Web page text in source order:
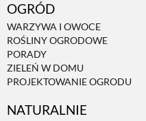
OGRÓD
WARZYWA I OWOCE
ROŚLINY OGRODOWE
PORADY
ZIELEŃ W DOMU
PROJEKTOWANIE OGRODU
NATURALNIE